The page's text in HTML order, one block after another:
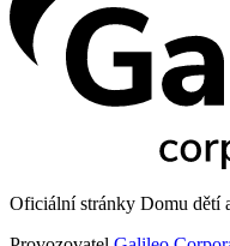
Oficiální stránky Domu dětí